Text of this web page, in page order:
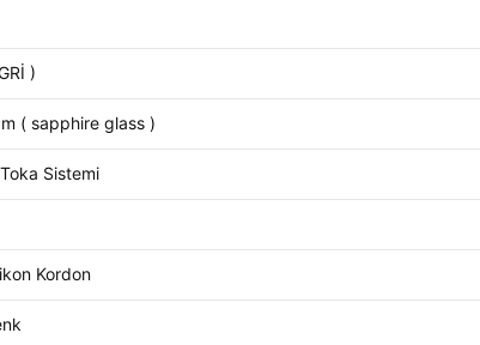
)
( sapphire glass )
Sistemi
Kordon